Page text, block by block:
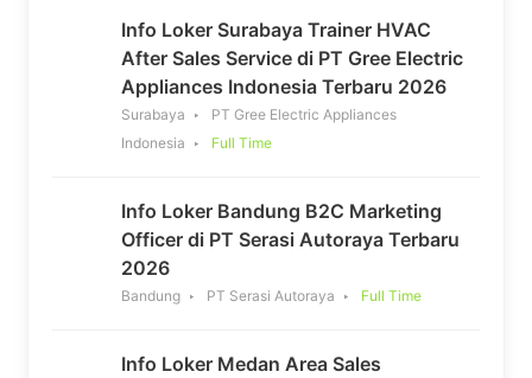
Info Loker Surabaya Trainer HVAC
After Sales Service di PT Gree Electric
Appliances Indonesia Terbaru 2026
Surabaya
PT Gree Electric Appliances
Indonesia
Full Time
Info Loker Bandung B2C Marketing
Officer di PT Serasi Autoraya Terbaru
2026
Bandung PT Serasi Autoraya Full Time
Info Loker Medan Area Sales